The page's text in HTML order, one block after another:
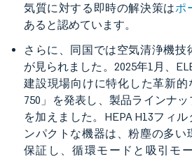
気質に対する即時の解決策はポ
あると認めています。
さらに、同国では空気清浄機技
が見られました。2025年1月、
建設現場向けに特化した革新的
750」を発表し、製品ラインナ
を加えました。HEPA H13フィ
ンパクトな機器は、粉塵の多い
保証し、循環モードと吸引モ